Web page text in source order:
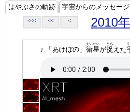
はやぶさの軌跡 宇宙からのメッセージ
<<< << < 2010
♪ 「あけぼの」 衛星
えいせい
が捉
とら
えた